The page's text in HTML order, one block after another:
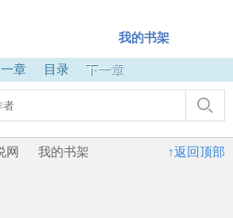
我的书架
一章 目录 下一章
↑返回顶部
网 我的书架